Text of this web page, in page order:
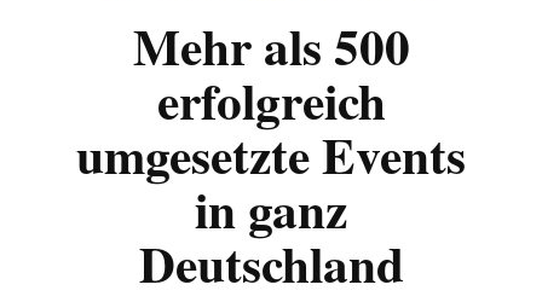
Mehr als 500
erfolgreich
umgesetzte Events
in ganz
Deutschland